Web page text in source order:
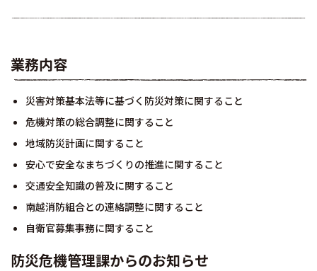
業務内容
災害対策基本法等に基づく防災対策に関すること
危機対策の総合調整に関すること
地域防災計画に関すること
安心で安全なまちづくりの推進に関すること
交通安全知識の普及に関すること
南越消防組合との連絡調整に関すること
自衛官募集事務に関すること
防災危機管理課からのお知らせ